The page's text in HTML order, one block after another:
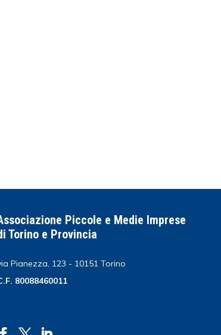
Piccole e Medie Imprese
Torino e Provincia
Pianezza, 123 - 10151 Torino
80088460011